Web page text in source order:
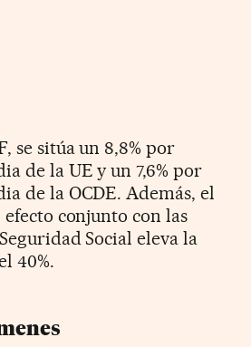
se sitúa un 8,8% por
de la UE y un 7,6% por
de la OCDE. Además, el
conjunto con las
Social eleva la
40%.